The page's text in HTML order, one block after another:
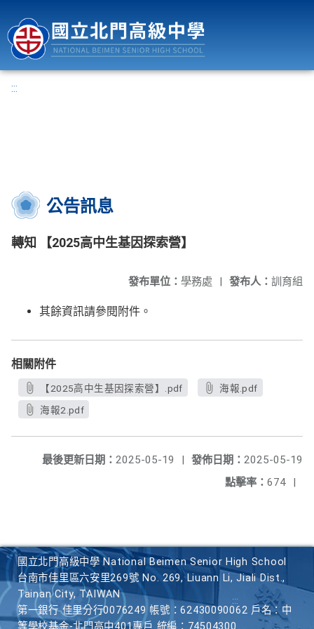
:::
公告訊息
轉知 【2025高中生基因探索營】
發布人： 訓育組
發布單位： 學務處 |
其餘資訊請參閱附件。
相關附件
【2025高中生基因探索營】.pdf
海報.pdf
海報2.pdf
發佈日期： 2025-05-19
最後更新日期： 2025-05-19
|
點擊率： 674 |
國立北門高級中學 National Beimen Senior High School
台南市佳里區六安里269號 No. 269, Liuann Li, Jiali Dist.,
Tainan City, TAIWAN
第一銀行 佳里分行0076249 帳號：62430090062 戶名：中
等學校基金-北門高中401專戶 統編：74504300